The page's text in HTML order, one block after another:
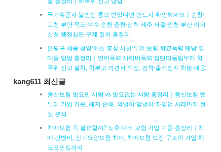
국가유공자 불인정 통보 받았다면 반드시 확인하세요｜순창·
고창·부안·목포·여수·순천·춘천·삼척·제주·서울·인천·부산 이의
신청·행정심판 구제 절차 총정리
은평구·세종·청양·예산·홍성·서천·부여·보령 학교폭력 예방 및
대응 방법 총정리｜언어폭력·사이버폭력·집단따돌림부터 학
폭위 신고 절차, 학부모 의견서 작성, 전학·출석정지 처분 대응
kang611 최신글
종신보험 필요한 사람 vs 필요없는 사람 총정리｜종신보험 뜻
부터 가입 기준, 해지 손해, 외벌이·맞벌이·자영업 사례까지 현
실 분석
치매보험 꼭 필요할까? 노후 대비 보험 가입 기준 총정리｜치
매 간병비, 장기요양보험 차이, 치매보험 보장 구조와 가입 체
크포인트까지